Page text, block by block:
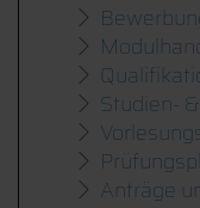
Studien-
Anträge